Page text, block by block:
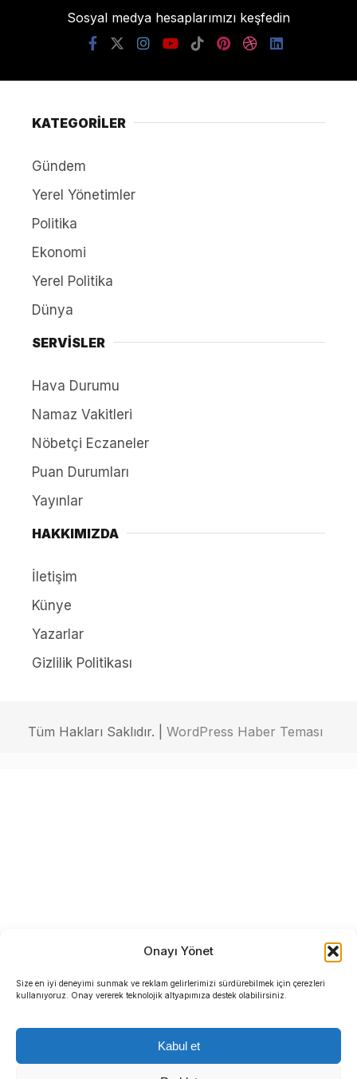
Onayı Yönet
Size en iyi deneyimi sunmak ve reklam gelirlerimizi sürdürebilmek için çerezleri
kullanıyoruz. Onay vererek teknolojik altyapımıza destek olabilirsiniz.
Kabul et
Sosyal medya hesaplarımızı keşfedin
KATEGORİLER
Gündem
Yerel Yönetimler
Politika
Ekonomi
Yerel Politika
Dünya
SERVİSLER
Hava Durumu
Namaz Vakitleri
Nöbetçi Eczaneler
Puan Durumları
Yayınlar
HAKKIMIZDA
İletişim
Künye
Yazarlar
Gizlilik Politikası
Tüm Hakları Saklıdır. | WordPress Haber Teması